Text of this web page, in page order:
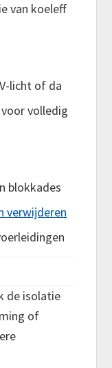
van koeleff
licht of da
volledig
blokkades
verwijderen
de isolatie
of